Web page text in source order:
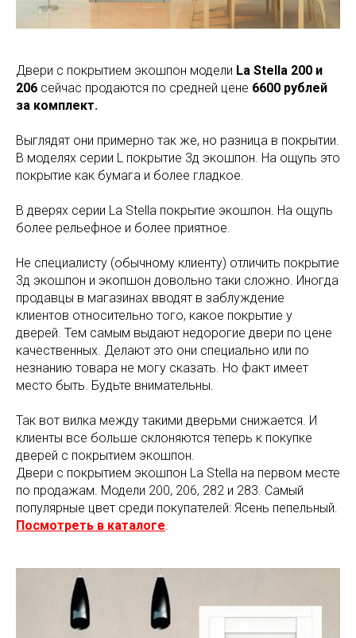
Двери с покрытием экошпон модели La Stella 200 и
206 сейчас продаются по средней цене 6600 рублей
за комплект.
Выглядят они примерно так же, но разница в покрытии.
В моделях серии L покрытие 3д экошпон. На ощупь это
покрытие как бумага и более гладкое.
В дверях серии La Stella покрытие экошпон. На ощупь
более рельефное и более приятное.
Не специалисту (обычному клиенту) отличить покрытие
3д экошпон и экопшон довольно таки сложно. Иногда
продавцы в магазинах вводят в заблуждение
клиентов относительно того, какое покрытие у
дверей. Тем самым выдают недорогие двери по цене
качественных. Делают это они специально или по
незнанию товара не могу сказать. Но факт имеет
место быть. Будьте внимательны.
Так вот вилка между такими дверьми снижается. И
клиенты все больше склоняются теперь к покупке
дверей с покрытием экошпон.
Двери с покрытием экошпон La Stella на первом месте
по продажам. Модели 200, 206, 282 и 283. Самый
популярные цвет среди покупателей: Ясень пепельный.
Посмотреть в каталоге